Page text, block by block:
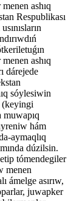
ashıq
Respublikası
ashıq
dárejede
sóylesiwin
(keyingi
muwapıq
hám
aymaqlıq
dúzilsin.
tómendegiler
menen
ámelge asırıw,
juwapker